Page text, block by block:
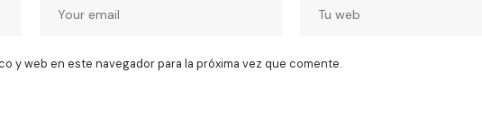
y web en este navegador para la próxima vez que comente.